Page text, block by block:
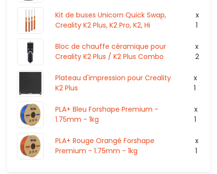
Kit de buses Unicorn Quick Swap,
Creality K2 Plus, K2 Pro, K2, Hi
x
1
Bloc de chauffe céramique pour
Creality K2 Plus / K2 Plus Combo
x
2
Plateau d'impression pour Creality
K2 Plus
x
1
PLA+ Bleu Forshape Premium -
1.75mm - 1kg
x
1
PLA+ Rouge Orangé Forshape
Premium - 1.75mm - 1kg
x
1